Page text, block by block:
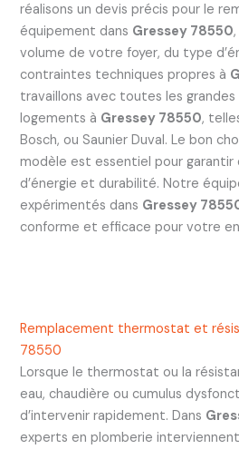
réalisons un devis précis pour le
équipement dans Gressey 78550
volume de votre foyer, du type
contraintes techniques propres à
travaillons avec toutes les
logements à Gressey 78550,
Bosch, ou Saunier Duval. Le bon
modèle est essentiel pour
d’énergie et durabilité. Notre
expérimentés dans Gressey
conforme et efficace pour votre
Remplacement thermostat et
78550
Lorsque le thermostat ou la
eau, chaudière ou cumulus
d’intervenir rapidement. Dans
experts en plomberie